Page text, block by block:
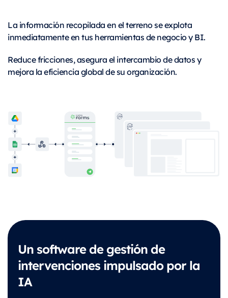
La información recopilada en el terreno se explota
inmediatamente en tus herramientas de negocio y BI.
Reduce fricciones, asegura el intercambio de datos y
mejora la eficiencia global de su organización.
Un software de gestión de
intervenciones impulsado por la
IA